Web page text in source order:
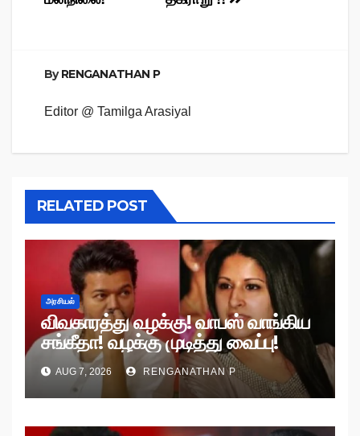
ByRENGANATHAN P
Editor @ Tamilga Arasiyal
RELATED POST
அரசியல்
விவகாரத்து வழக்கு! வாபஸ் வாங்கிய
சங்கீதா! வழக்கு முடித்து வைப்பு!
AUG 7, 2026 RENGANATHAN P